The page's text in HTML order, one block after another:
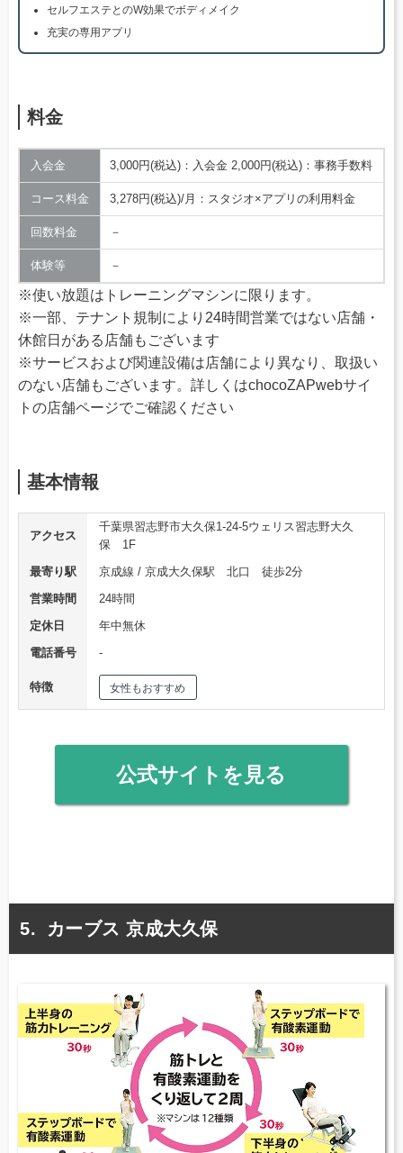
セルフエステとのW効果でボディメイク
充実の専用アプリ
料金
入会金 3,000円(税込)：入会金 2,000円(税込)：事務手数料
コース料金 3,278円(税込)/月：スタジオ×アプリの利用料金
回数料金 －
体験等 －
※使い放題はトレーニングマシンに限ります。
※一部、テナント規制により24時間営業ではない店舗・
休館日がある店舗もございます
※サービスおよび関連設備は店舗により異なり、取扱い
のない店舗もございます。詳しくはchocoZAPwebサイ
トの店舗ページでご確認ください
基本情報
アクセス
千葉県習志野市大久保1-24-5ウェリス習志野大久
保 1F
最寄り駅
京成線 / 京成大久保駅 北口 徒歩2分
営業時間
24時間
定休日
年中無休
電話番号
‐
特徴 女性もおすすめ
公式サイトを見る
カーブス 京成大久保